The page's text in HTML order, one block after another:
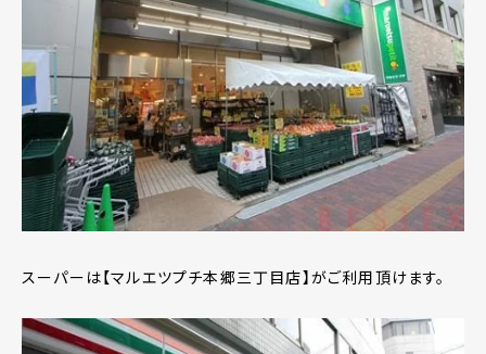
スーパーは【マルエツプチ本郷三丁目店】がご利用頂けます。